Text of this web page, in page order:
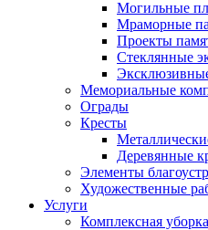
Могильные
Мраморные
Проекты
Стеклянные
Мемориальные
Ограды
Кресты
Деревянные
Элементы
Художественные
Услуги
Комплексная